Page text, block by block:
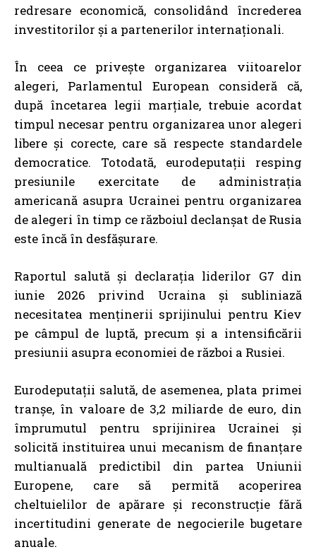
redresare economică, consolidând încrederea
investitorilor și a partenerilor internaționali.
În ceea ce privește organizarea viitoarelor
alegeri, Parlamentul European consideră că,
după încetarea legii marțiale, trebuie acordat
timpul necesar pentru organizarea unor alegeri
libere și corecte, care să respecte standardele
democratice. Totodată, eurodeputații resping
presiunile exercitate de administrația
americană asupra Ucrainei pentru organizarea
de alegeri în timp ce războiul declanșat de Rusia
este încă în desfășurare.
Raportul salută și declarația liderilor G7 din
iunie 2026 privind Ucraina și subliniază
necesitatea menținerii sprijinului pentru Kiev
pe câmpul de luptă, precum și a intensificării
presiunii asupra economiei de război a Rusiei.
Eurodeputații salută, de asemenea, plata primei
tranșe, în valoare de 3,2 miliarde de euro, din
împrumutul pentru sprijinirea Ucrainei și
solicită instituirea unui mecanism de finanțare
multianuală predictibil din partea Uniunii
Europene, care să permită acoperirea
cheltuielilor de apărare și reconstrucție fără
incertitudini generate de negocierile bugetare
anuale.